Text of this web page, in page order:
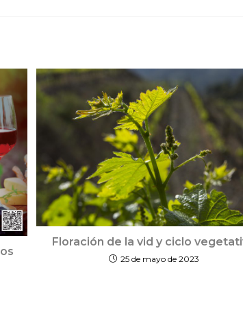
Floración de la vid y ciclo
25 de mayo de 2023